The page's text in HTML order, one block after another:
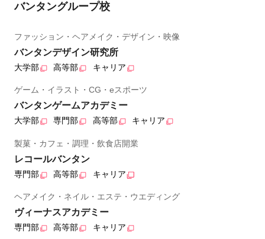
バンタングループ校
ファッション・ヘアメイク・デザイン・映像
バンタンデザイン研究所
大学部 高等部 キャリア
ゲーム・イラスト・CG・eスポーツ
バンタンゲームアカデミー
大学部 専門部 高等部 キャリア
製菓・カフェ・調理・飲食店開業
レコールバンタン
専門部 高等部 キャリア
ヘアメイク・ネイル・エステ・ウエディング
ヴィーナスアカデミー
専門部 高等部 キャリア